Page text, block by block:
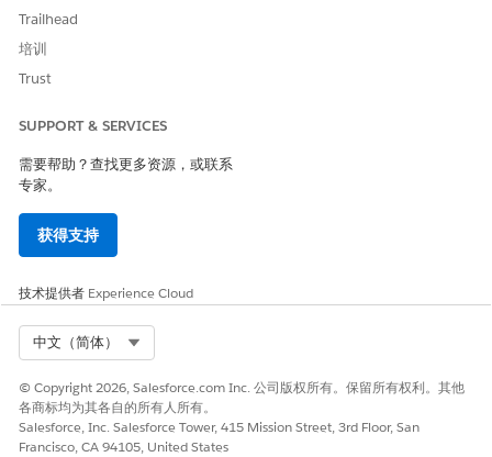
Trailhead
培训
Trust
SUPPORT & SERVICES
需要帮助？查找更多资源，或联系
专家。
获得支持
技术提供者 Experience Cloud
中文（简体）
© Copyright 2026, Salesforce.com Inc. 公司版权所有。保留所有权利。其他
各商标均为其各自的所有人所有。
Salesforce, Inc. Salesforce Tower, 415 Mission Street, 3rd Floor, San
Francisco, CA 94105, United States